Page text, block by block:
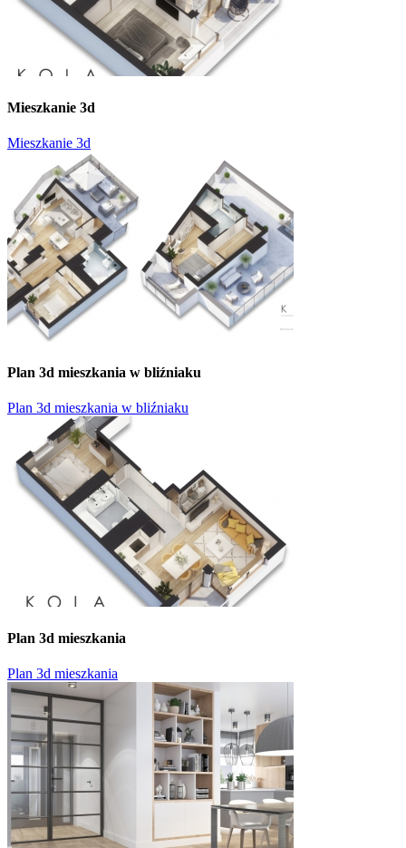
Mieszkanie 3d
Mieszkanie 3d
Plan 3d mieszkania w bliźniaku
Plan 3d mieszkania w bliźniaku
Plan 3d mieszkania
Plan 3d mieszkania